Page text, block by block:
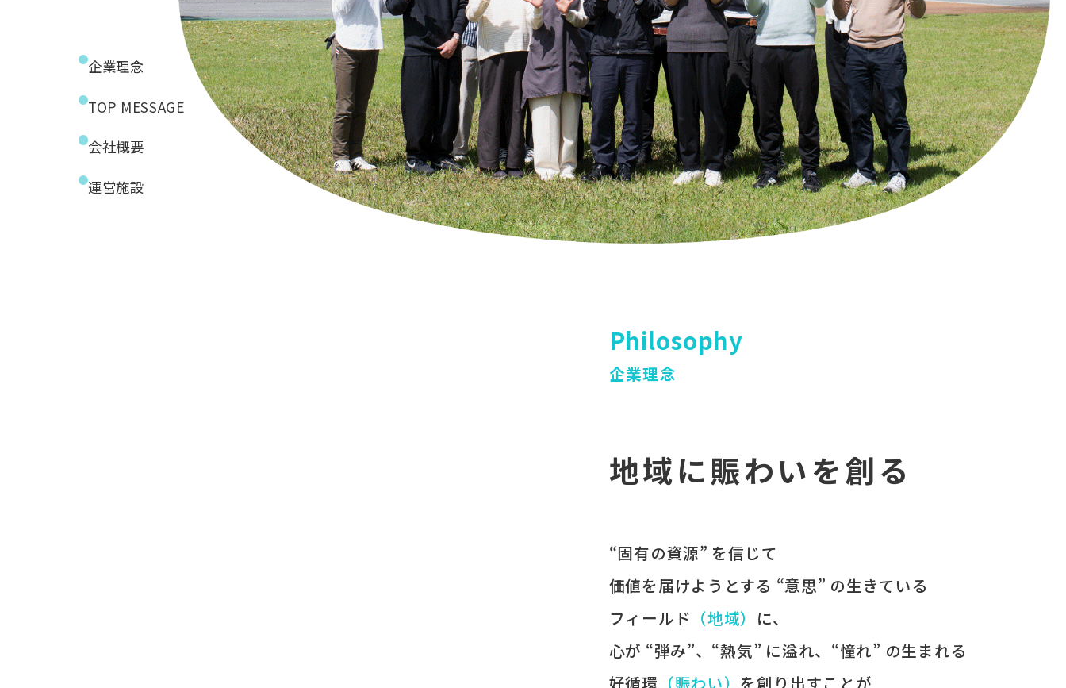
企業理念
TOP MESSAGE
会社概要
運営施設
Philosophy
企業理念
地域に賑わいを創る
“固有の​資源” を​信じて
価値を​届けようとする​ “意思” の​生きている
フィールド ​（地域） に、
心が​ “弾み”、 “熱気” に​溢れ、 “憧れ” の​生まれる
好循環 ​（賑わい） を​創り出すことが